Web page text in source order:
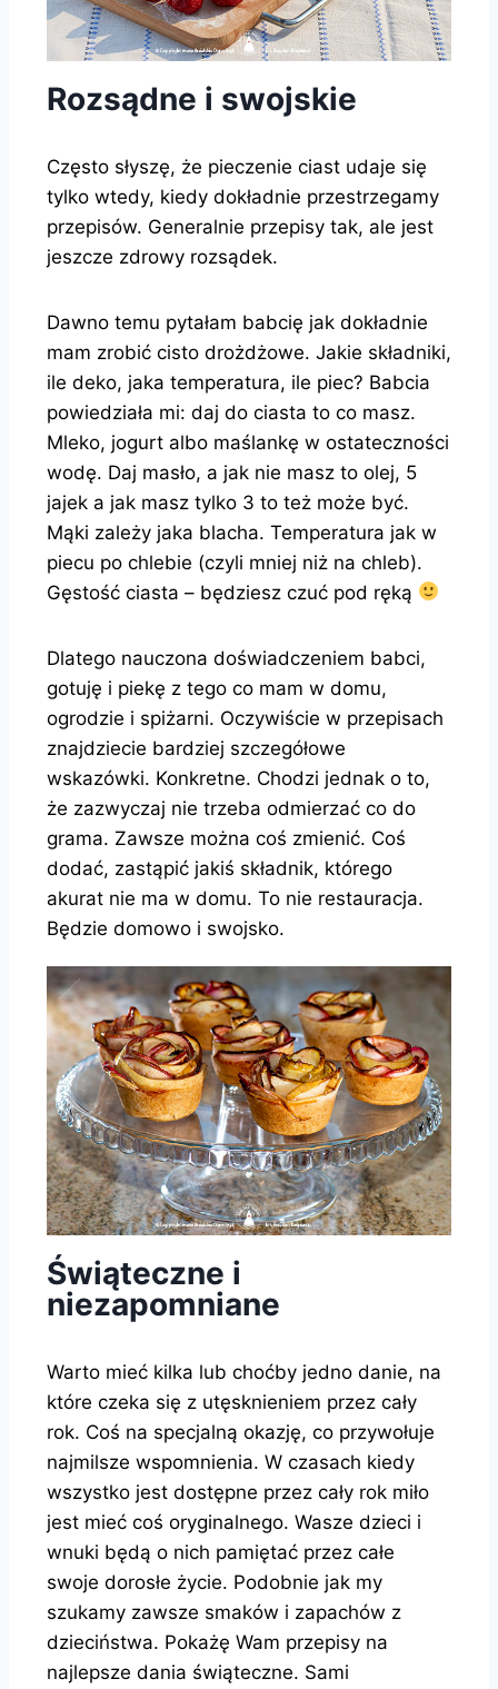
Rozsądne i swojskie
Często słyszę, że pieczenie ciast udaje się
tylko wtedy, kiedy dokładnie przestrzegamy
przepisów. Generalnie przepisy tak, ale jest
jeszcze zdrowy rozsądek.
Dawno temu pytałam babcię jak dokładnie
mam zrobić cisto drożdżowe. Jakie składniki,
ile deko, jaka temperatura, ile piec? Babcia
powiedziała mi: daj do ciasta to co masz.
Mleko, jogurt albo maślankę w ostateczności
wodę. Daj masło, a jak nie masz to olej, 5
jajek a jak masz tylko 3 to też może być.
Mąki zależy jaka blacha. Temperatura jak w
piecu po chlebie (czyli mniej niż na chleb).
Gęstość ciasta – będziesz czuć pod ręką
Dlatego nauczona doświadczeniem babci,
gotuję i piekę z tego co mam w domu,
ogrodzie i spiżarni. Oczywiście w przepisach
znajdziecie bardziej szczegółowe
wskazówki. Konkretne. Chodzi jednak o to,
że zazwyczaj nie trzeba odmierzać co do
grama. Zawsze można coś zmienić. Coś
dodać, zastąpić jakiś składnik, którego
akurat nie ma w domu. To nie restauracja.
Będzie domowo i swojsko.
Świąteczne i
niezapomniane
Warto mieć kilka lub choćby jedno danie, na
które czeka się z utęsknieniem przez cały
rok. Coś na specjalną okazję, co przywołuje
najmilsze wspomnienia. W czasach kiedy
wszystko jest dostępne przez cały rok miło
jest mieć coś oryginalnego. Wasze dzieci i
wnuki będą o nich pamiętać przez całe
swoje dorosłe życie. Podobnie jak my
szukamy zawsze smaków i zapachów z
dzieciństwa. Pokażę Wam przepisy na
najlepsze dania świąteczne. Sami